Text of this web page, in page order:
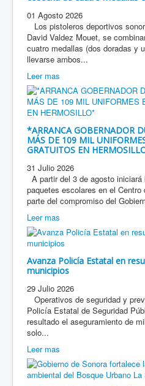
01 Agosto 2026
Los pistoleros deportivos
David Valdez Mouet, se
cuatro medallas (dos doradas y
llevarse ambos...
Leer mas
*ARRANCA GOBERNADOR
MÁS DE 109 MIL
GRATUITOS EN
31 Julio 2026
A partir del 3 de agosto
paquetes escolares en el
parte del compromiso del
Leer mas
Avanza Policía Estatal en
municipios
29 Julio 2026
Operativos de seguridad y
Policía Estatal de Seguridad
resultado el aseguramiento de
solo...
Leer mas